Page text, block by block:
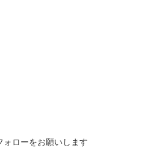
ォローをお願いします